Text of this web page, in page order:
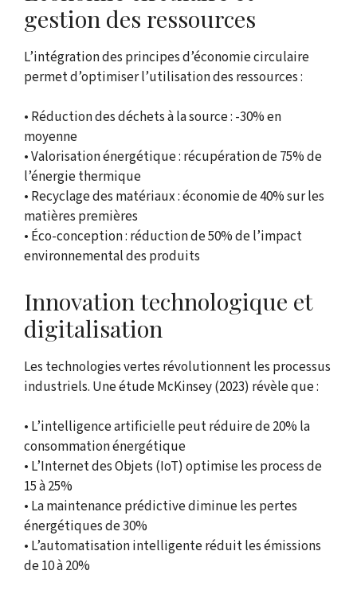
gestion des ressources
L’intégration des principes d’économie circulaire
permet d’optimiser l’utilisation des ressources :
• Réduction des déchets à la source : -30% en
moyenne
• Valorisation énergétique : récupération de 75% de
l’énergie thermique
• Recyclage des matériaux : économie de 40% sur les
matières premières
• Éco-conception : réduction de 50% de l’impact
environnemental des produits
Innovation technologique et
digitalisation
Les technologies vertes révolutionnent les processus
industriels. Une étude McKinsey (2023) révèle que :
• L’intelligence artificielle peut réduire de 20% la
consommation énergétique
• L’Internet des Objets (IoT) optimise les process de
15 à 25%
• La maintenance prédictive diminue les pertes
énergétiques de 30%
• L’automatisation intelligente réduit les émissions
de 10 à 20%